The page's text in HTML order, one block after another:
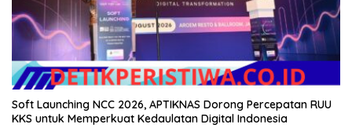
Soft Launching NCC 2026, APTIKNAS Dorong Percepatan RUU
KKS untuk Memperkuat Kedaulatan Digital Indonesia